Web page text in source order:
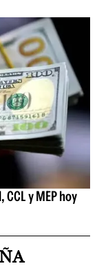
y MEP hoy